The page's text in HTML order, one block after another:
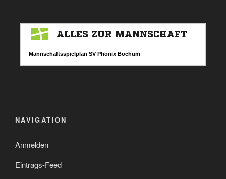
NAVIGATION
Anmelden
Eintrags-Feed